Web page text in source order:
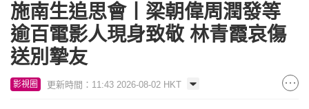
施南生追思會丨梁朝偉周潤發等
逾百電影人現身致敬 林青霞哀傷
送別摯友
影視圈 更新時間：11:43 2026-08-02 HKT